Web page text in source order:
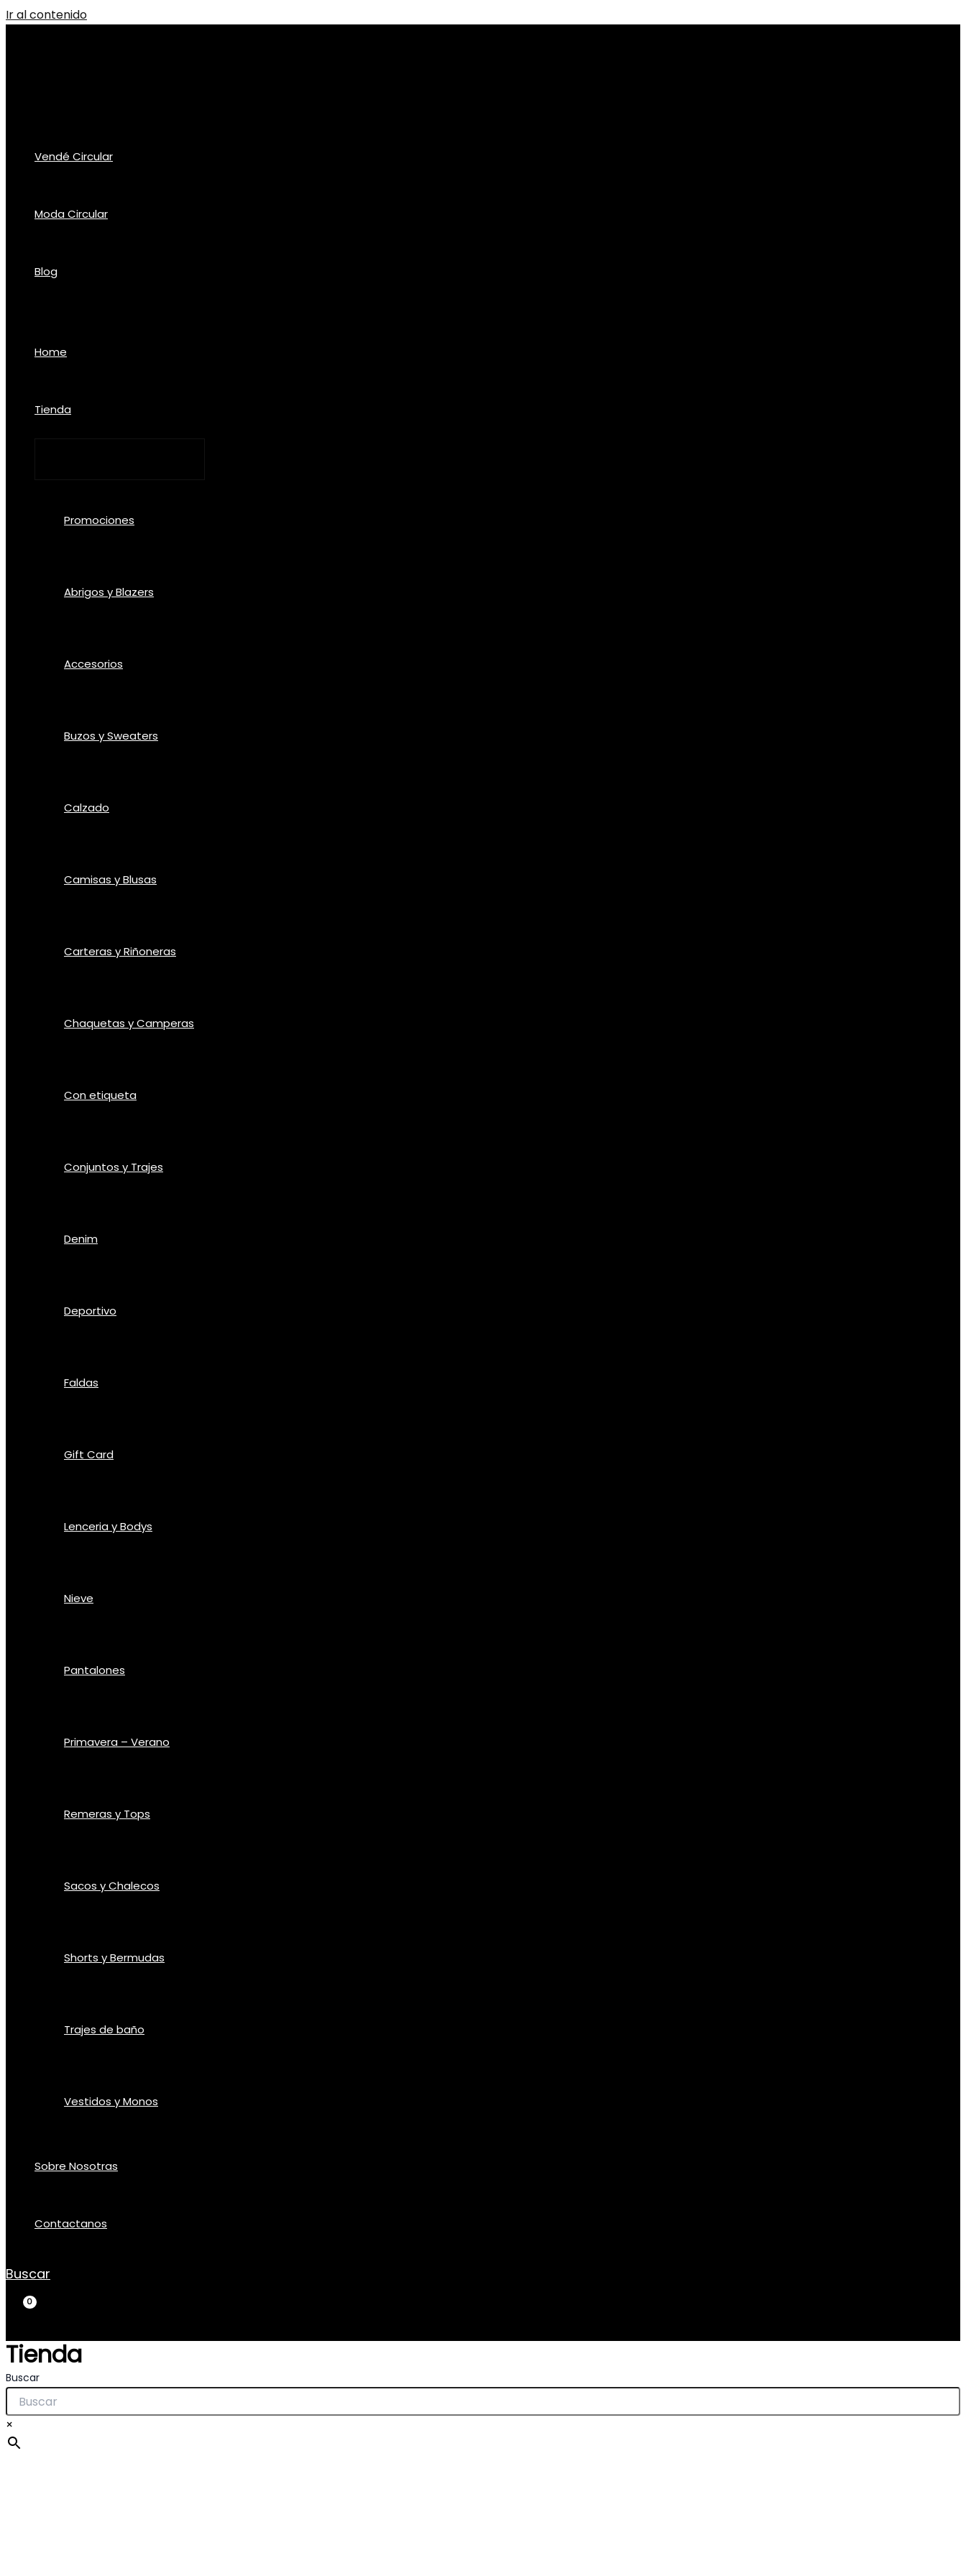
Ir al contenido
Vendé Circular
Moda Circular
Blog
Home
Tienda
Promociones
Abrigos y Blazers
Accesorios
Buzos y Sweaters
Calzado
Camisas y Blusas
Carteras y Riñoneras
Chaquetas y Camperas
Con etiqueta
Conjuntos y Trajes
Denim
Deportivo
Faldas
Gift Card
Lenceria y Bodys
Nieve
Pantalones
Primavera – Verano
Remeras y Tops
Sacos y Chalecos
Shorts y Bermudas
Trajes de baño
Vestidos y Monos
Sobre Nosotras
Contactanos
Buscar
Tienda
Buscar
×